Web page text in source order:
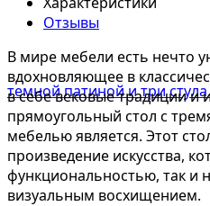
Отзывы
В мире мебели есть нечто
вдохновляющее в
в себе вековые традиции и
прямоугольный стол с
мебелью является. Этот
произведение искусства,
функциональностью, так и
визуальным восхищением.